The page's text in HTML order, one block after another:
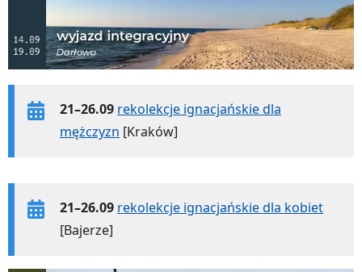
21–26.09 rekolekcje ignacjańskie dla
mężczyzn [Kraków]
21–26.09 rekolekcje ignacjańskie dla kobiet
[Bajerze]